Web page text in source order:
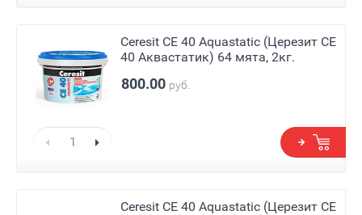
Ceresit СЕ 40 Aquastatic (Церезит СЕ
40 Аквастатик) 64 мята, 2кг.
800.00 руб.
Ceresit СЕ 40 Aquastatic (Церезит СЕ